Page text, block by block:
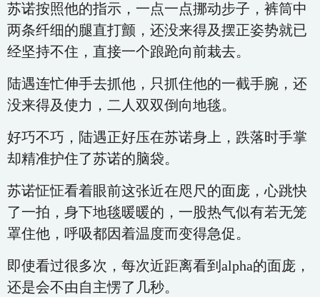
苏诺按照他的指示，一点一点挪动步子，裤筒中
两条纤细的腿直打颤，还没来得及摆正姿势就已
经坚持不住，直接一个踉跄向前栽去。
陆遇连忙伸手去抓他，只抓住他的一截手腕，还
没来得及使力，二人双双倒向地毯。
好巧不巧，陆遇正好压在苏诺身上，跌落时手掌
却精准护住了苏诺的脑袋。
苏诺怔怔看着眼前这张近在咫尺的面庞，心跳快
了一拍，身下地毯暖暖的，一股热气似有若无笼
罩住他，呼吸都因着温度而变得急促。
即使看过很多次，每次近距离看到alpha的面庞，
还是会不由自主愣了几秒。